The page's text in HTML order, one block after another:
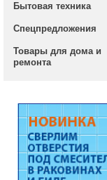
Бытовая техника
Спецпредложения
Товары для дома и
ремонта